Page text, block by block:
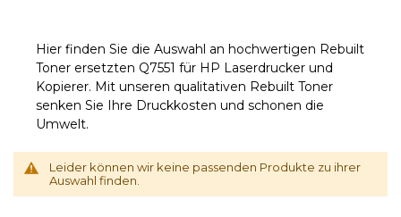
Hier finden Sie die Auswahl an hochwertigen Rebuilt
Toner ersetzten Q7551 für HP Laserdrucker und
Kopierer. Mit unseren qualitativen Rebuilt Toner
senken Sie Ihre Druckkosten und schonen die
Umwelt.
Leider können wir keine passenden Produkte zu ihrer
Auswahl finden.